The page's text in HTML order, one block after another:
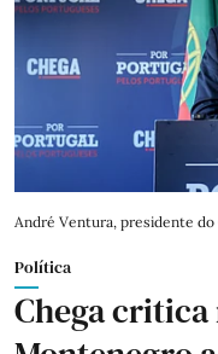
André Ventura, presidente do
Política
Chega